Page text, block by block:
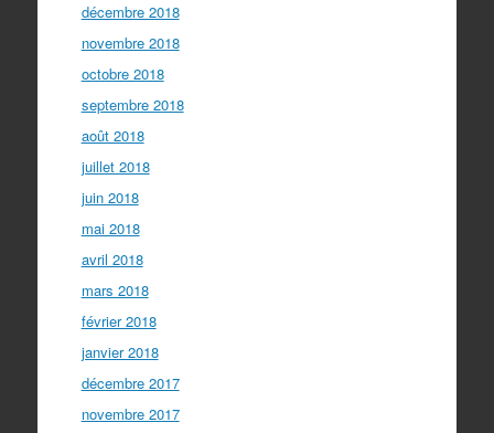
décembre 2018
novembre 2018
octobre 2018
septembre 2018
août 2018
juillet 2018
juin 2018
mai 2018
avril 2018
mars 2018
février 2018
janvier 2018
décembre 2017
novembre 2017